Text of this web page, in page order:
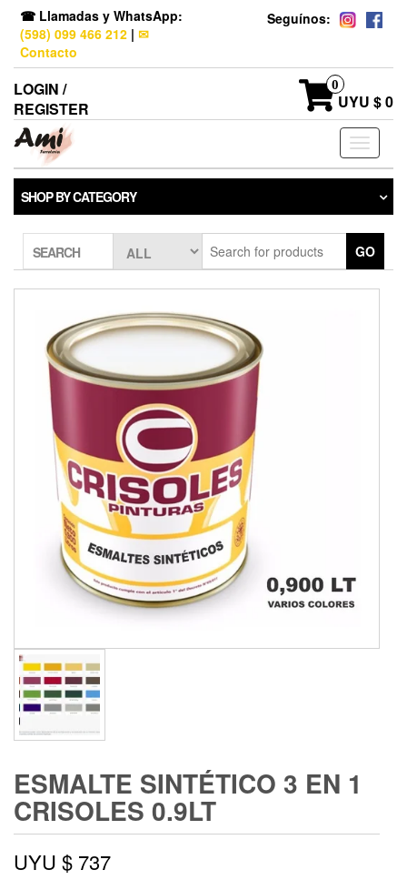
☎ Llamadas y WhatsApp:
(598) 099 466 212 | ✉
Contacto
Seguínos:
LOGIN /
REGISTER
0
UYU $ 0
Toggle
SHOP BY CATEGORY
SEARCH GO
ESMALTE SINTÉTICO 3 EN 1
CRISOLES 0.9LT
UYU $ 737